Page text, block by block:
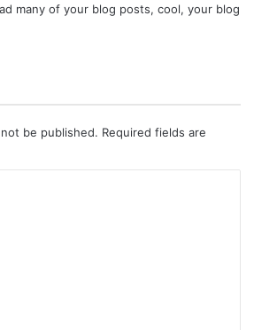
many of your blog posts, cool, your blog
be published. Required fields are